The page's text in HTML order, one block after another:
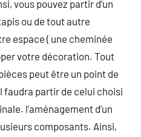
vous pouvez partir d’un
ou de tout autre
espace ( une cheminée
votre décoration. Tout
peut être un point de
faudra partir de celui choisi
l’aménagement d’un
composants. Ainsi,